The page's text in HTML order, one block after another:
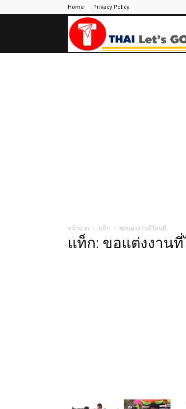
Home Privacy Policy
หน้าแรก แท็ก ขอแต่งงานที่ไหนดี
แท็ก: ขอแต่งงาน